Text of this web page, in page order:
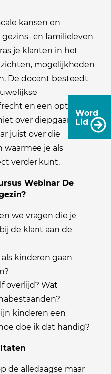
Word
Lid
kansen en
en familieleven
je klanten in het
mogelijkheden
De docent besteedt
en een optimale
over diepgaande
juist over die
waarmee je als
verder kunt.
Webinar De
we vragen die je
de klant aan de
kinderen gaan
overlijd? Wat
kinderen een
doe ik dat handig?
de alledaagse maar